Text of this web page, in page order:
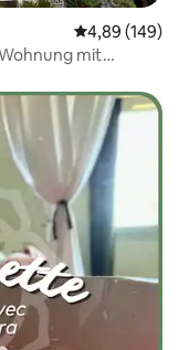
4,89 (149)
mit